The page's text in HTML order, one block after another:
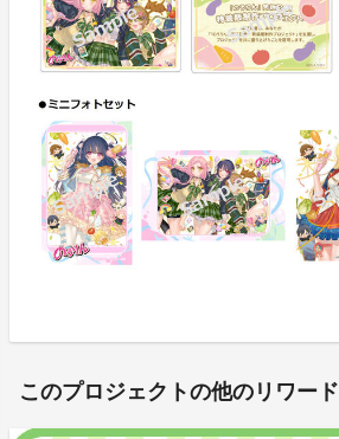
このプロジェクトの他のリワード